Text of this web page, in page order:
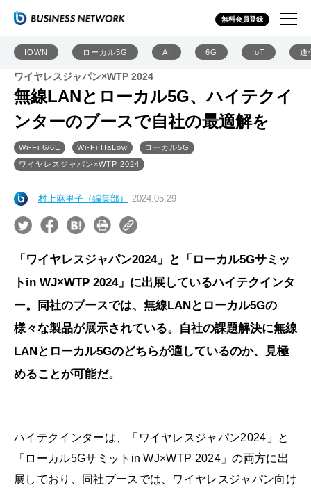
無料会員登録
IOWN ローカル5G AI 6G IoT 通
ワイヤレスジャパン×WTP 2024
無線LANとローカル5G、ハイテクイ
ンターのブースで自社の最適解を
Wi-Fi 6/6E Wi-Fi HaLow
ローカル5G
ワイヤレスジャパン×WTP 2024
村上麻里子（編集部） 2024.05.29
「ワイヤレスジャパン2024」と「ローカル5Gサミッ
トin WJ×WTP 2024」に出展しているハイテクインタ
ー。同社のブースでは、無線LANとローカル5Gの
様々な製品が展示されている。自社の課題解決に無線
LANとローカル5Gのどちらが適しているのか、見極
めることが可能だ。
ハイテクインターは、「ワイヤレスジャパン2024」と
「ローカル5Gサミットin WJ×WTP 2024」の両方に出
展しており、同社ブースでは、ワイヤレスジャパン向け